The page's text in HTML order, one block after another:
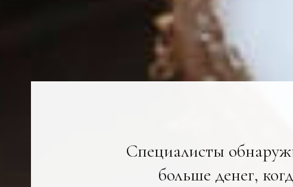
Специалисты
больше денег,